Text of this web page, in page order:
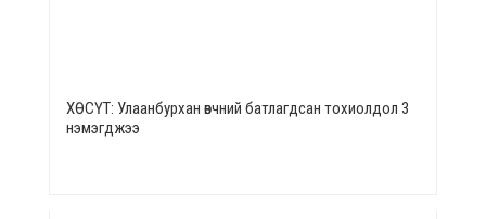
ХӨСҮТ: Улаанбурхан өвчний батлагдсан тохиолдол 3
нэмэгджээ